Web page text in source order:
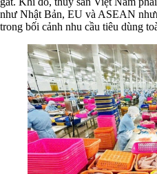
như Nhật Bản, EU và ASEAN
trong bối cảnh nhu cầu tiêu dùng